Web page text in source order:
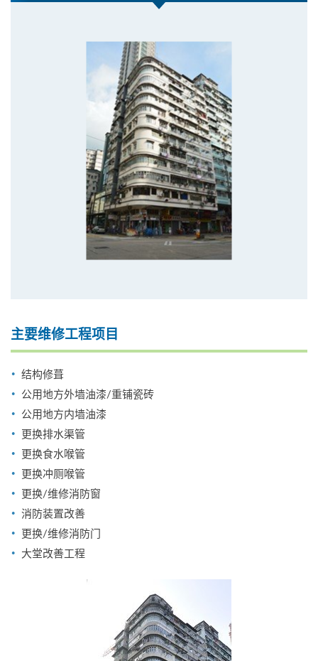
主要维修工程项目
结构修葺
公用地方外墙油漆/重铺瓷砖
公用地方内墙油漆
更换排水渠管
更换食水喉管
更换冲厕喉管
更换/维修消防窗
消防装置改善
更换/维修消防门
大堂改善工程